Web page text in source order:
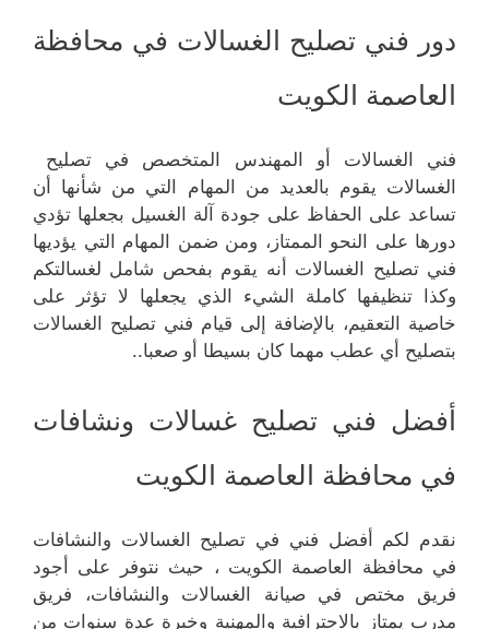
دور فني تصليح الغسالات في محافظة
العاصمة الكويت
فني الغسالات أو المهندس المتخصص في تصليح
الغسالات يقوم بالعديد من المهام التي من شأنها أن
تساعد على الحفاظ على جودة آلة الغسيل بجعلها تؤدي
دورها على النحو الممتاز، ومن ضمن المهام التي يؤديها
فني تصليح الغسالات أنه يقوم بفحص شامل لغسالتكم
وكذا تنظيفها كاملة الشيء الذي يجعلها لا تؤثر على
خاصية التعقيم، بالإضافة إلى قيام فني تصليح الغسالات
بتصليح أي عطب مهما كان بسيطا أو صعبا..
أفضل فني تصليح غسالات ونشافات
في محافظة العاصمة الكويت
نقدم لكم أفضل فني في تصليح الغسالات والنشافات
في محافظة العاصمة الكويت ، حيث نتوفر على أجود
فريق مختص في صيانة الغسالات والنشافات، فريق
مدرب يمتاز بالاحترافية والمهنية وخبرة عدة سنوات من